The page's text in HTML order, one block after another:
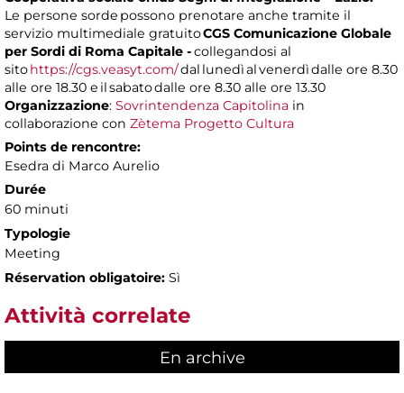
Le persone sorde possono prenotare anche tramite il
servizio multimediale gratuitoCGS Comunicazione Globale
per Sordi di Roma Capitale -collegandosi al
sitohttps://cgs.veasyt.com/dal lunedì al venerdì dalle ore 8.30
alle ore 18.30 e il sabato dalle ore 8.30 alle ore 13.30
Organizzazione: Sovrintendenza Capitolina in
collaborazione con Zètema Progetto Cultura
Points de rencontre:
Esedra di Marco Aurelio
Durée
60 minuti
Typologie
Meeting
Réservation obligatoire: Sì
Attività correlate
En archive